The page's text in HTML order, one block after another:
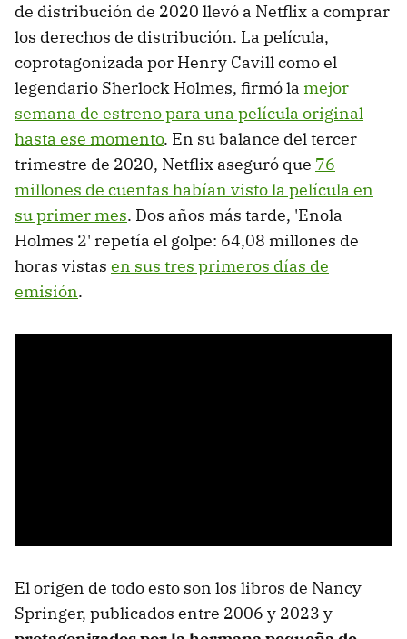
de distribución de 2020 llevó a Netflix a comprar
los derechos de distribución. La película,
coprotagonizada por Henry Cavill como el
legendario Sherlock Holmes, firmó la mejor
semana de estreno para una película original
hasta ese momento. En su balance del tercer
trimestre de 2020, Netflix aseguró que 76
millones de cuentas habían visto la película en
su primer mes. Dos años más tarde, 'Enola
Holmes 2' repetía el golpe: 64,08 millones de
horas vistas en sus tres primeros días de
emisión.
El origen de todo esto son los libros de Nancy
Springer, publicados entre 2006 y 2023 y